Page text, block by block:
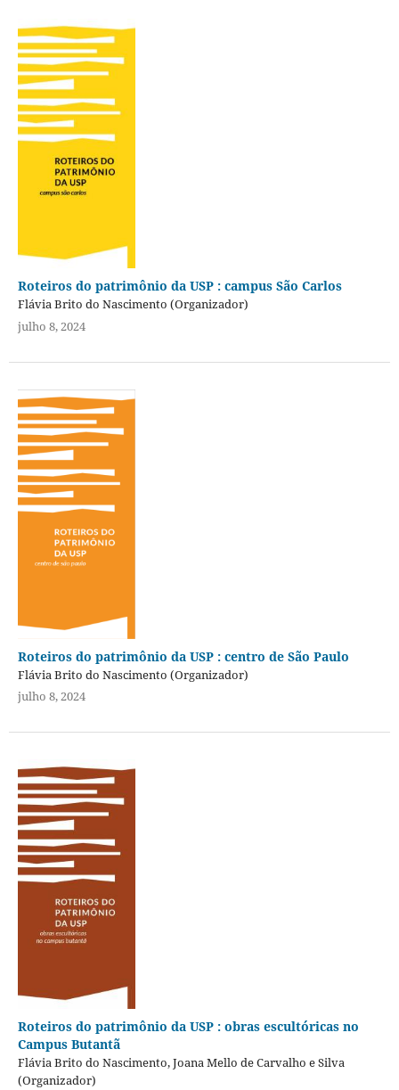
Roteiros do patrimônio da USP : campus São Carlos
Flávia Brito do Nascimento (Organizador)
julho 8, 2024
Roteiros do patrimônio da USP : centro de São Paulo
Flávia Brito do Nascimento (Organizador)
julho 8, 2024
Roteiros do patrimônio da USP : obras escultóricas no
Campus Butantã
Flávia Brito do Nascimento, Joana Mello de Carvalho e Silva
(Organizador)